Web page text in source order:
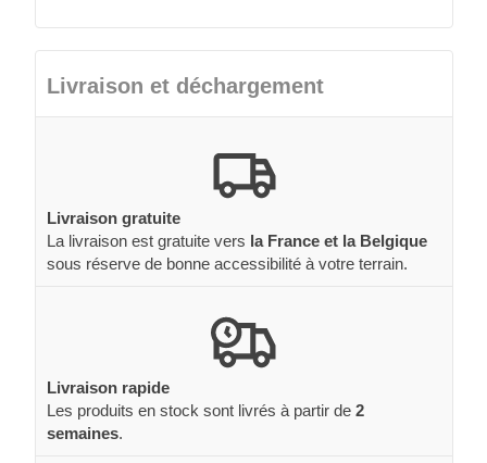
Livraison et déchargement
Livraison gratuite
La livraison est gratuite vers la France et la Belgique
sous réserve de bonne accessibilité à votre terrain.
Livraison rapide
Les produits en stock sont livrés à partir de 2
semaines.